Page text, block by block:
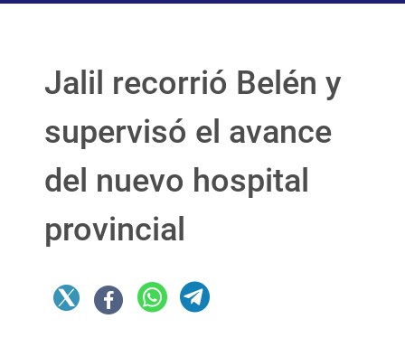
Jalil recorrió Belén y
supervisó el avance
del nuevo hospital
provincial